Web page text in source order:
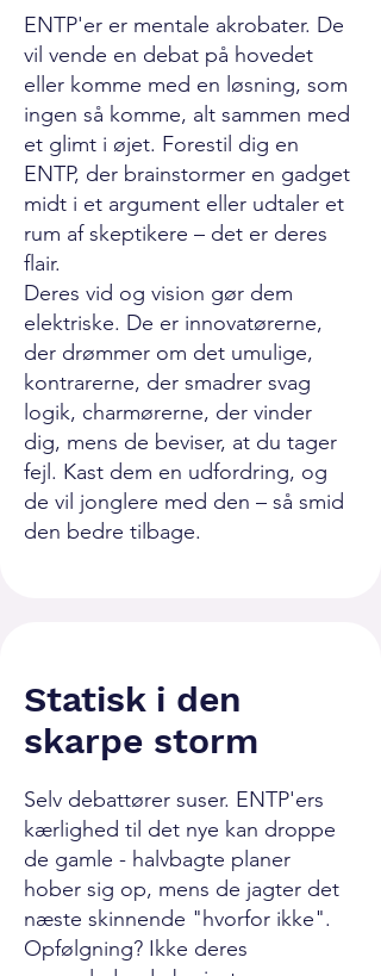
ENTP'er er mentale akrobater. De
vil vende en debat på hovedet
eller komme med en løsning, som
ingen så komme, alt sammen med
et glimt i øjet. Forestil dig en
ENTP, der brainstormer en gadget
midt i et argument eller udtaler et
rum af skeptikere – det er deres
flair.
Deres vid og vision gør dem
elektriske. De er innovatørerne,
der drømmer om det umulige,
kontrarerne, der smadrer svag
logik, charmørerne, der vinder
dig, mens de beviser, at du tager
fejl. Kast dem en udfordring, og
de vil jonglere med den – så smid
den bedre tilbage.
Statisk i den
skarpe storm
Selv debattører suser. ENTP'ers
kærlighed til det nye kan droppe
de gamle - halvbagte planer
hober sig op, mens de jagter det
næste skinnende "hvorfor ikke".
Opfølgning? Ikke deres